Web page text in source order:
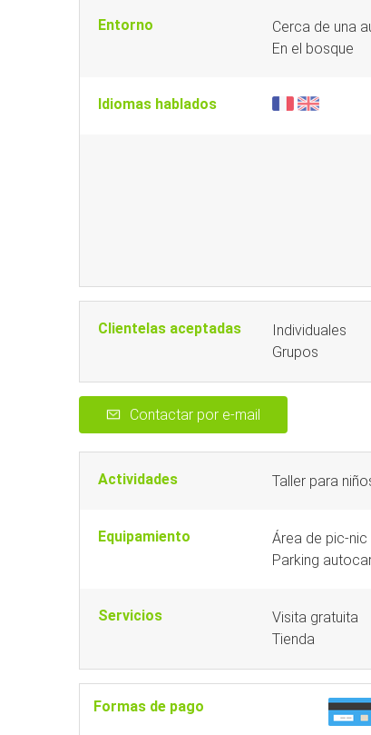
Entorno
Cerca de una
En el bosque
Idiomas hablados
Clientelas aceptadas
Individuales
Grupos
Contactar por e-mail
Actividades Taller para
Equipamiento
Área de pic-nic
Parking
Servicios
Visita gratuita
Tienda
Formas de pago